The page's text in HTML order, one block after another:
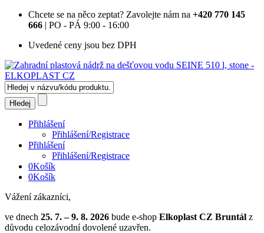
Chcete se na něco zeptat? Zavolejte nám na +420 770 145
666 | PO - PÁ 9:00 - 16:00
Uvedené ceny jsou bez DPH
Přihlášení
Přihlášení/Registrace
Přihlášení
Přihlášení/Registrace
0Košík
0Košík
Vážení zákazníci,
ve dnech 25. 7. – 9. 8. 2026 bude e-shop Elkoplast CZ Bruntál z
důvodu celozávodní dovolené uzavřen.